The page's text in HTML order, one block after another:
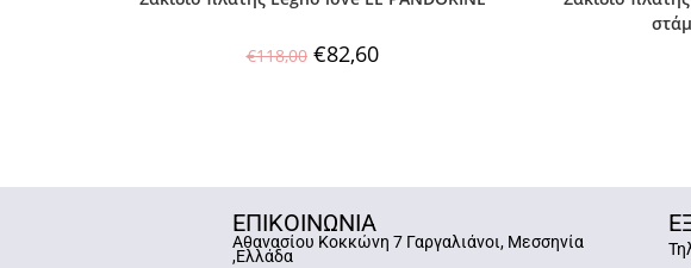
€118,00 €82,60
ΕΠΙΚΟΙΝΩΝΙΑ
Αθανασίου Κοκκώνη 7 Γαργαλιάνοι, Μεσσηνία
,Ελλάδα